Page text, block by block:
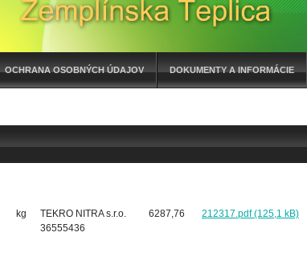
OCHRANA OSOBNÝCH ÚDAJOV DOKUMENTY A INFORMÁCIE
kg
TEKRO NITRA s.r.o.
36555436
6287,76 212317.pdf (125,1 kB)